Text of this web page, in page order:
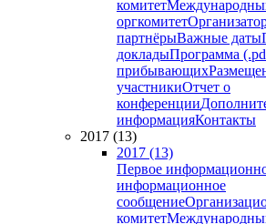
комитет
оргкомитет
партнёрыВажные даты
докладыПрограмма
прибывающих
участникиОтчет о
конференции
информацияКонтакты
2017 (13)
2017 (13)
Первое
информационное
сообщение
комитет